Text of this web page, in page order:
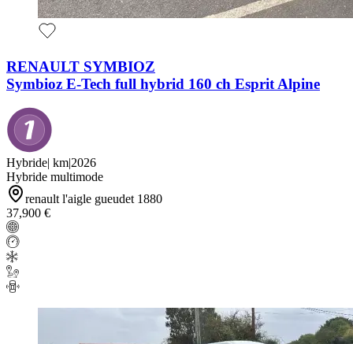
RENAULT SYMBIOZ
Symbioz E-Tech full hybrid 160 ch Esprit Alpine
Hybride| km|2026
Hybride multimode
renault l'aigle gueudet 1880
37,900 €